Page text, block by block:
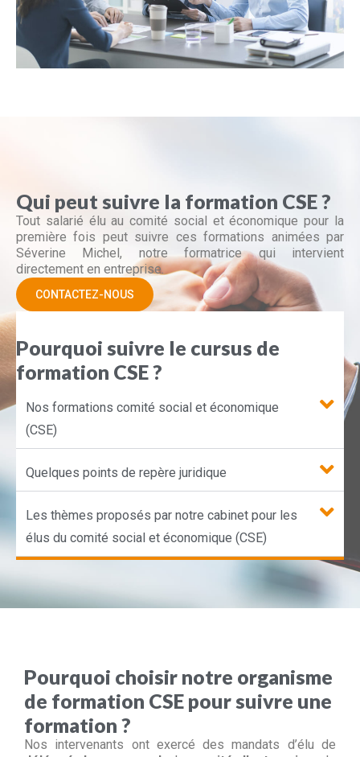
Qui peut suivre la formation CSE ?
Tout salarié élu au comité social et économique pour la
première fois peut suivre ces formations animées par
Séverine Michel, notre formatrice qui intervient
directement en entreprise.
CONTACTEZ-NOUS
Pourquoi suivre le cursus de
formation CSE ?
Nos formations comité social et économique
(CSE)
Quelques points de repère juridique
Les thèmes proposés par notre cabinet pour les
élus du comité social et économique (CSE)
Pourquoi choisir notre organisme
de formation CSE pour suivre une
formation ?
Nos intervenants ont exercé des mandats d’élu de